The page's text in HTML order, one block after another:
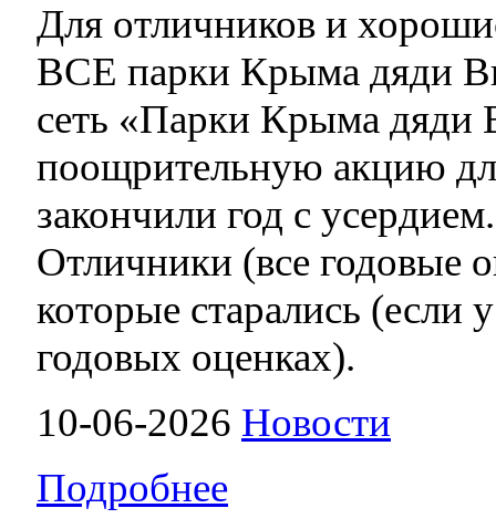
Для отличников и
ВСЕ парки Крыма дяди
сеть «Парки Крыма дяди
поощрительную акцию
закончили год с
Отличники (все
которые старались (если
годовых оценках).
10-06-2026 Новости
Подробнее